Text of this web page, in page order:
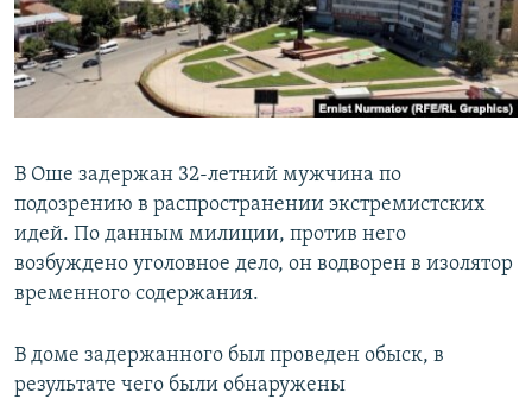
В Оше задержан 32-летний мужчина по
подозрению в распространении экстремистских
идей. По данным милиции, против него
возбуждено уголовное дело, он водворен в изолятор
временного содержания.
В доме задержанного был проведен обыск, в
результате чего были обнаружены